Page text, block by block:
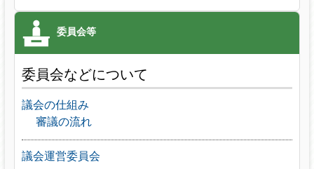
委員会などについて
議会の仕組み
審議の流れ
議会運営委員会